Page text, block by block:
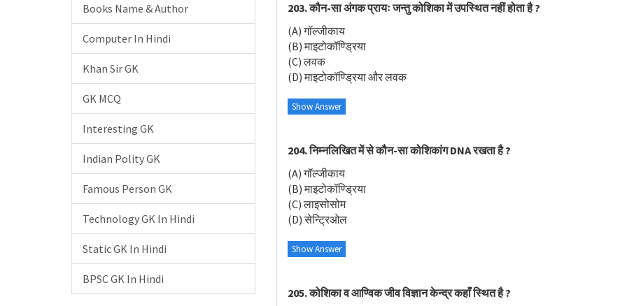
203. कौन-सा अंगक प्रायः जन्तु कोशिका में उपस्थित नहीं होता है ?
(A) गॉल्जीकाय
(B) माइटोकॉण्ड्रिया
(C) लवक
(D) माइटोकॉण्ड्रिया और लवक
Show Answer
204. निम्नलिखित में से कौन-सा कोशिकांग DNA रखता है ?
(A) गॉल्जीकाय
(B) माइटोकॉण्ड्रिया
(C) लाइसोसोम
(D) सेन्ट्रिओल
Show Answer
205. कोशिका व आण्विक जीव विज्ञान केन्द्र कहाँ स्थित है ?
Books Name & Author
Computer In Hindi
Khan Sir GK
GK MCQ
Interesting GK
Indian Polity GK
Famous Person GK
Technology GK In Hindi
Static GK In Hindi
BPSC GK In Hindi